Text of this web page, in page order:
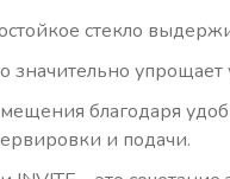
стекло
значительно
благодаря
и подачи.